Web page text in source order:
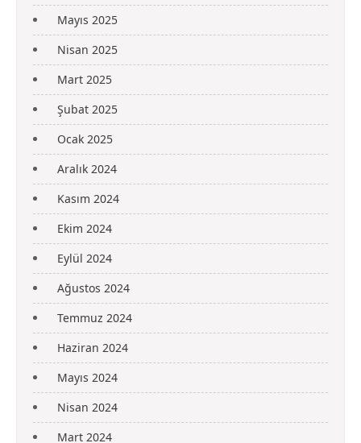
Mayıs 2025
Nisan 2025
Mart 2025
Şubat 2025
Ocak 2025
Aralık 2024
Kasım 2024
Ekim 2024
Eylül 2024
Ağustos 2024
Temmuz 2024
Haziran 2024
Mayıs 2024
Nisan 2024
Mart 2024